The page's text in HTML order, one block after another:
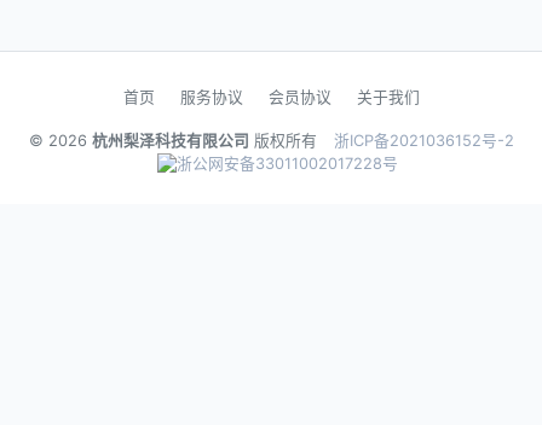
首页 服务协议 会员协议 关于我们
© 2026 杭州梨泽科技有限公司 版权所有
浙ICP备2021036152号-2
浙公网安备33011002017228号